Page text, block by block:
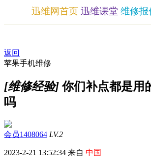
迅维网首页 迅维课堂 维修报
返回
苹果手机维修
[维修经验]你们补点都是用
吗
会员1408064 LV.2
2023-2-21 13:52:34 来自 中国